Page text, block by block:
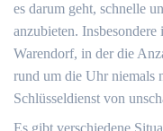
es darum geht, schnelle
anzubieten.​
Warendorf, in der die
rund um die Uhr niemals
Schlüsseldienst von
Es gibt verschiedene